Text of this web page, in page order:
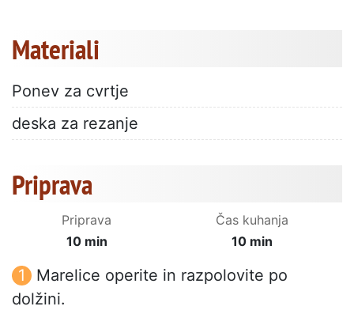
Materiali
Ponev za cvrtje
deska za rezanje
Priprava
Priprava
10 min
Čas kuhanja
10 min
Marelice operite in razpolovite po
dolžini.